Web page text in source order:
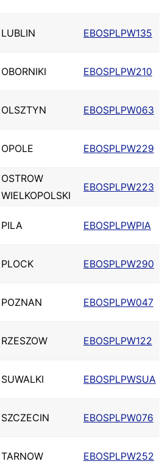
LUBLIN EBOSPLPW135
OBORNIKI EBOSPLPW210
OLSZTYN EBOSPLPW063
OPOLE EBOSPLPW229
OSTROW
WIELKOPOLSKI
EBOSPLPW223
PILA EBOSPLPWPIA
PLOCK EBOSPLPW290
POZNAN EBOSPLPW047
RZESZOW EBOSPLPW122
SUWALKI EBOSPLPWSUA
SZCZECIN EBOSPLPW076
TARNOW EBOSPLPW252